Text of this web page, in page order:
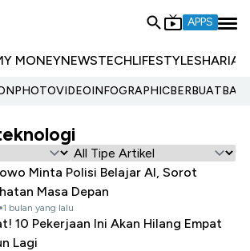
APPS
MONEYNEWSTECHLIFESTYLESHARIA
PHOTOVIDEOINFOGRAPHIC
Minta Polisi Belajar AI, Sorot
Masa Depan
1 bulan yang lalu
10 Pekerjaan Ini Akan Hilang Empat
Lagi